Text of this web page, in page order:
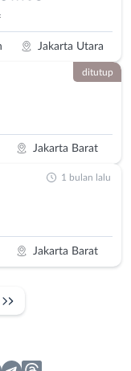
Jakarta Utara
Jakarta Barat
ditutup
Jakarta Barat
1 bulan lalu